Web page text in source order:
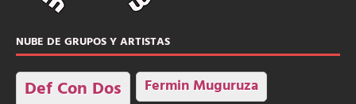
NUBE DE GRUPOS Y ARTISTAS
Def Con Dos Fermin Muguruza